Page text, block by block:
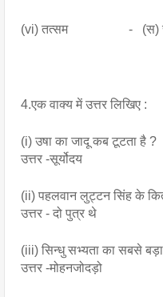
(vi) तत्सम                   -
4.एक वाक्य में उत्तर लिखिए :
(i) उषा का जादू कब टूटता है ?
उत्तर -सूर्योदय
(ii) पहलवान लुट्टन सिंह के
उत्तर - दो पुत्र थे
(iii) सिन्धु सभ्यता का सबसे
उत्तर -मोहनजोदड़ो